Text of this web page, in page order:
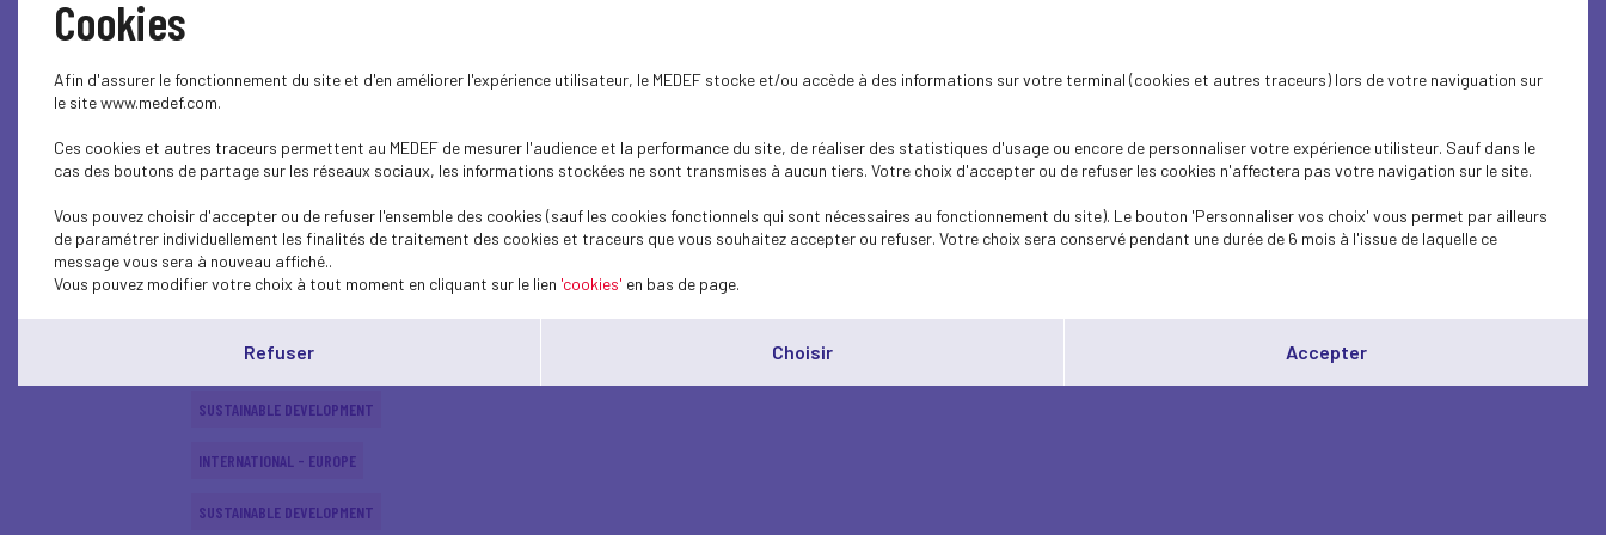
SUSTAINABLE DEVELOPMENT
SUSTAINABLE DEVELOPMENT
SUSTAINABLE DEVELOPMENT
SUSTAINABLE DEVELOPMENT
SUSTAINABLE DEVELOPMENT
INTERNATIONAL - EUROPE
SUSTAINABLE DEVELOPMENT
Cookies
Afin d'assurer le fonctionnement du site et d'en améliorer l'expérience utilisateur, le MEDEF stocke et/ou accède à des informations sur votre terminal (cookies et autres traceurs) lors de votre naviguation sur
le site www.medef.com.
Ces cookies et autres traceurs permettent au MEDEF de mesurer l'audience et la performance du site, de réaliser des statistiques d'usage ou encore de personnaliser votre expérience utilisteur. Sauf dans le
cas des boutons de partage sur les réseaux sociaux, les informations stockées ne sont transmises à aucun tiers. Votre choix d'accepter ou de refuser les cookies n'affectera pas votre navigation sur le site.
Vous pouvez choisir d'accepter ou de refuser l'ensemble des cookies (sauf les cookies fonctionnels qui sont nécessaires au fonctionnement du site). Le bouton 'Personnaliser vos choix' vous permet par ailleurs
de paramétrer individuellement les finalités de traitement des cookies et traceurs que vous souhaitez accepter ou refuser. Votre choix sera conservé pendant une durée de 6 mois à l'issue de laquelle ce
message vous sera à nouveau affiché..
Vous pouvez modifier votre choix à tout moment en cliquant sur le lien 'cookies' en bas de page.
Refuser Choisir Accepter